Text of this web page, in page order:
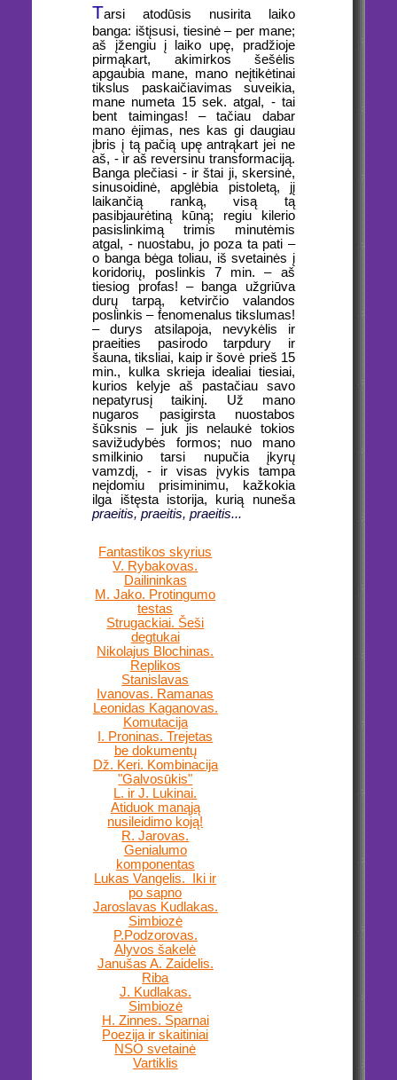
Tarsi atodūsis nusirita laiko
banga: ištįsusi, tiesinė – per mane;
aš įžengiu į laiko upę, pradžioje
pirmąkart, akimirkos šešėlis
apgaubia mane, mano neįtikėtinai
tikslus paskaičiavimas suveikia,
mane numeta 15 sek. atgal, - tai
bent taimingas! – tačiau dabar
mano ėjimas, nes kas gi daugiau
įbris į tą pačią upę antrąkart jei ne
aš, - ir aš reversinu transformaciją.
Banga plečiasi - ir štai ji, skersinė,
sinusoidinė, apglėbia pistoletą, jį
laikančią ranką, visą tą
pasibjaurėtiną kūną; regiu kilerio
pasislinkimą trimis minutėmis
atgal, - nuostabu, jo poza ta pati –
o banga bėga toliau, iš svetainės į
koridorių, poslinkis 7 min. – aš
tiesiog profas! – banga užgriūva
durų tarpą, ketvirčio valandos
poslinkis – fenomenalus tikslumas!
– durys atsilapoja, nevykėlis ir
praeities pasirodo tarpdury ir
šauna, tiksliai, kaip ir šovė prieš 15
min., kulka skrieja idealiai tiesiai,
kurios kelyje aš pastačiau savo
nepatyrusį taikinį. Už mano
nugaros pasigirsta nuostabos
šūksnis – juk jis nelaukė tokios
savižudybės formos; nuo mano
smilkinio tarsi nupučia įkyrų
vamzdį, - ir visas įvykis tampa
neįdomiu prisiminimu, kažkokia
ilga ištęsta istorija, kurią nuneša
praeitis, praeitis, praeitis...
Fantastikos skyrius
V. Rybakovas.
Dailininkas
M. Jako. Protingumo
testas
Strugackiai. Šeši
degtukai
Nikolajus Blochinas.
Replikos
Stanislavas
Ivanovas. Ramanas
Leonidas Kaganovas.
Komutacija
I. Proninas. Trejetas
be dokumentų
Dž. Keri. Kombinacija
"Galvosūkis"
L. ir J. Lukinai.
Atiduok manąją
nusileidimo koją!
R. Jarovas.
Genialumo
komponentas
Lukas Vangelis. Iki ir
po sapno
Jaroslavas Kudlakas.
Simbiozė
P.Podzorovas.
Alyvos šakelė
Janušas A. Zaidelis.
Riba
J. Kudlakas.
Simbiozė
H. Zinnes. Sparnai
Poezija ir skaitiniai
NSO svetainė
Vartiklis